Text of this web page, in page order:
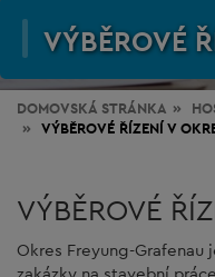
VÝBĚROVÉ
DOMOVSKÁ STRÁNKA
VÝBĚROVÉ ŘÍZENÍ V
VÝBĚROVÉ
Okres Freyung-Grafenau
zakázky na stavební